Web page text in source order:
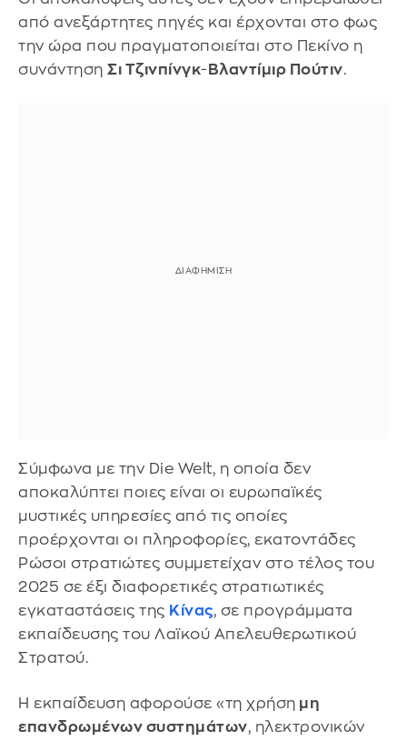
από ανεξάρτητες πηγές και έρχονται στο φως
την ώρα που πραγματοποιείται στο Πεκίνο η
συνάντηση Σι Τζινπίνγκ- Βλαντίμιρ Πούτιν.
Σύμφωνα με την Die Welt, η οποία δεν
αποκαλύπτει ποιες είναι οι ευρωπαϊκές
μυστικές υπηρεσίες από τις οποίες
προέρχονται οι πληροφορίες, εκατοντάδες
Ρώσοι στρατιώτες συμμετείχαν στο τέλος του
2025 σε έξι διαφορετικές στρατιωτικές
εγκαταστάσεις της Κίνας, σε προγράμματα
εκπαίδευσης του Λαϊκού Απελευθερωτικού
Στρατού.
Η εκπαίδευση αφορούσε «τη χρήση μη
επανδρωμένων συστημάτων, ηλεκτρονικών